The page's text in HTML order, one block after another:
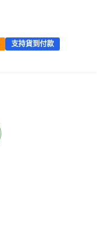
支持貨到付款